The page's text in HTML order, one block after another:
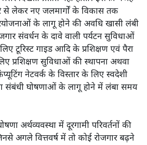
से लेकर नए जलमार्गों के विकास तक
के लागू होने की अवधि खासी लंबी
संवर्धन के दावे वाली पर्यटन सुविधाओं
टूरिस्ट गाइड आदि के प्रशिक्षण एवं पैरा
प्रशिक्षण सुविधाओं की स्थापना अथवा
नेटवर्क के विस्तार के लिए स्वदेशी
संबंधी घोषणाओं के लागू होने में लंबा समय
अर्थव्यवस्था में दूरगामी परिवर्तनों की
अगले वित्तवर्ष में तो कोई रोजगार बढ़ने